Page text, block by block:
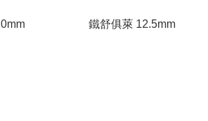
鐵舒俱萊 12.5mm